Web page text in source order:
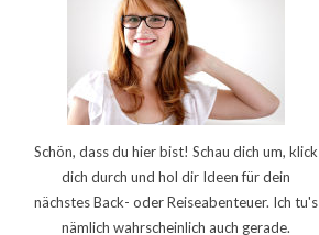
Schön, dass du hier bist! Schau dich um, klick
dich durch und hol dir Ideen für dein
nächstes Back- oder Reiseabenteuer. Ich tu's
nämlich wahrscheinlich auch gerade.